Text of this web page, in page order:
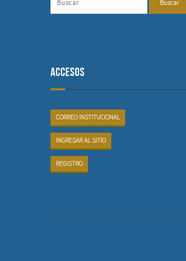
Accesos
CORREO INSTITUCIONAL
INGRESAR AL SITIO
REGISTRO